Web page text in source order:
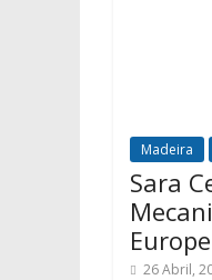
Madeira
Sara
26 Abril,